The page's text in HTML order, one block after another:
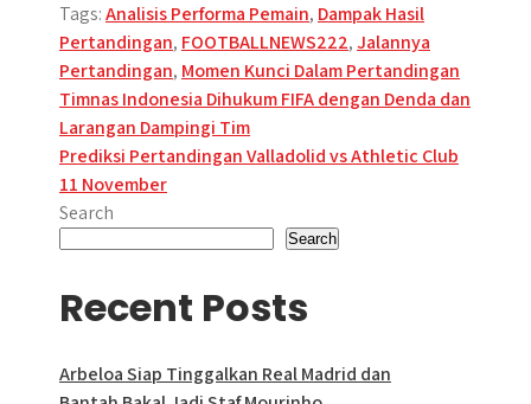
Tags:Analisis Performa Pemain, Dampak Hasil
Pertandingan, FOOTBALLNEWS222,Jalannya
Pertandingan, Momen Kunci Dalam Pertandingan
Post
navigation
Timnas Indonesia Dihukum FIFA dengan Denda dan
Larangan Dampingi Tim
Prediksi Pertandingan Valladolid vs Athletic Club
11 November
Search
Search
Recent Posts
Arbeloa Siap Tinggalkan Real Madrid dan